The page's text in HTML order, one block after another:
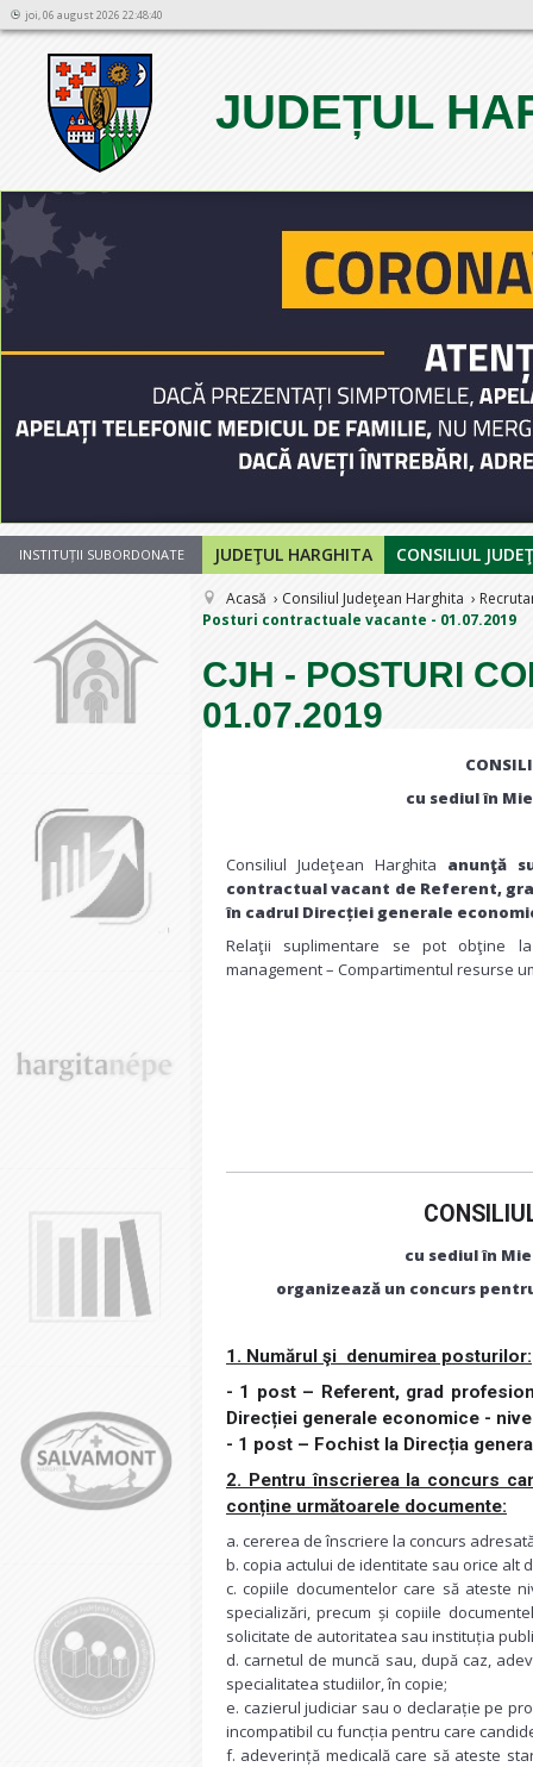
joi, 06 august 2026 22:48:40
JUDEȚUL
12
INSTITUȚII SUBORDONATE JUDEŢUL HARGHITA CONSILIUL
Acasă Consiliul Judeţean Harghita
Posturi contractuale vacante - 01.07.2019
CJH - POSTURI
01.07.2019
cu sediul în
Consiliul Judeţean Harghita anunţă
contractual vacant de Referent,
în cadrul Direcției generale
Relaţii suplimentare se pot obţine la
management – Compartimentul resurse
cu sediul în
organizează un concurs
1. Numărul şi denumirea posturilor:
- 1 post – Referent, grad
Direcției generale economice -
- 1 post – Fochist la Direcția
2. Pentru înscrierea la concurs
conține următoarele documente:
a. cererea de înscriere la concurs
b. copia actului de identitate sau orice alt
c. copiile documentelor care să ateste
specializări, precum și copiile
solicitate de autoritatea sau instituția
d. carnetul de muncă sau, după caz,
specialitatea studiilor, în copie;
e. cazierul judiciar sau o declarație pe
incompatibil cu funcția pentru care
f. adeverință medicală care să ateste